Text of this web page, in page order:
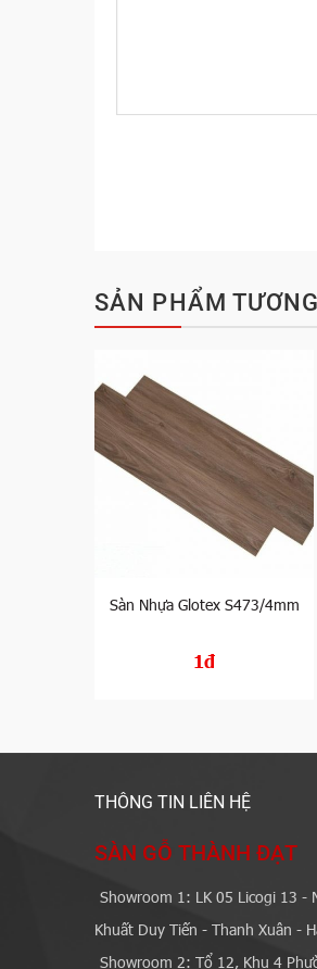
SẢN PHẨM
Sàn Nhựa Glotex S473/4mm
1đ
THÔNG TIN LIÊN HỆ
SÀN GỖ THÀNH ĐẠT
Showroom 1: LK 05 Licogi 13 -
Khuất Duy Tiến - Thanh Xuân -
Showroom 2: Tổ 12, Khu 4